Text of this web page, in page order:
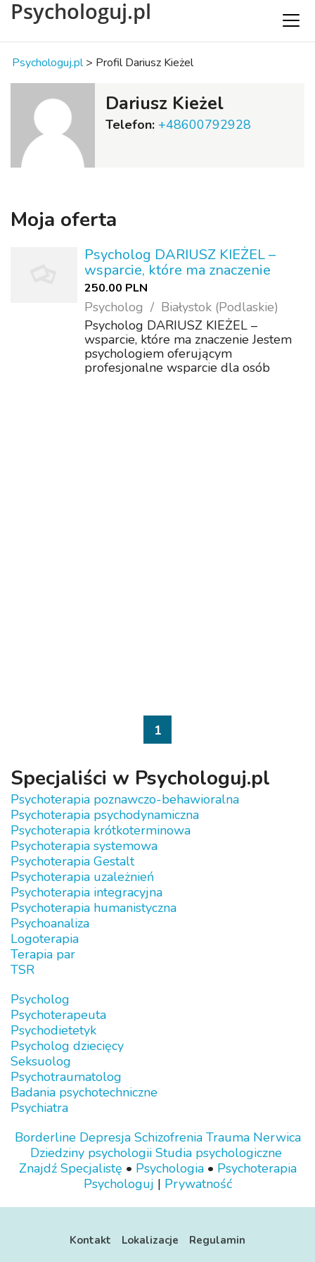
Psychologuj.pl
Psychologuj.pl > Profil Dariusz Kieżel
Dariusz Kieżel
Telefon: +48600792928
Moja oferta
Psycholog DARIUSZ KIEŻEL –
wsparcie, które ma znaczenie
250.00 PLN
Psycholog
Białystok (Podlaskie)
Psycholog DARIUSZ KIEŻEL –
wsparcie, które ma znaczenie Jestem
psychologiem oferującym
profesjonalne wsparcie dla osób
1
Specjaliści w Psychologuj.pl
Psychoterapia poznawczo-behawioralna
Psychoterapia psychodynamiczna
Psychoterapia krótkoterminowa
Psychoterapia systemowa
Psychoterapia Gestalt
Psychoterapia uzależnień
Psychoterapia integracyjna
Psychoterapia humanistyczna
Psychoanaliza
Logoterapia
Terapia par
TSR
Psycholog
Psychoterapeuta
Psychodietetyk
Psycholog dziecięcy
Seksuolog
Psychotraumatolog
Badania psychotechniczne
Psychiatra
Borderline Depresja Schizofrenia Trauma Nerwica
Dziedziny psychologii Studia psychologiczne
Znajdź Specjalistę • Psychologia• Psychoterapia
Psychologuj | Prywatność
Kontakt Lokalizacje Regulamin